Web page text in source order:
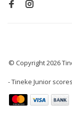
© Copyright 2026
-Tineke Junior